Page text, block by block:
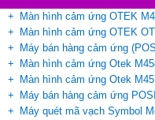
Màn Hình
Gía bán:
khiển thiết
tượng và
Màn hình cảm ứng OTEK
Màn hình cảm ứng OTEK
Máy bán hàng cảm ứng
Màn hình cảm ứng Otek
Màn hình cảm ứng Otek
Máy bán hàng cảm ứng
Máy quét mã vạch Symbol